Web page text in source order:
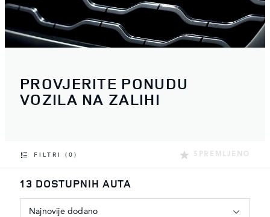
PROVJERITE PONUDU
VOZILA NA ZALIHI
FILTRI (0) SPREMLJENO
13 DOSTUPNIH AUTA
Najnovije dodano